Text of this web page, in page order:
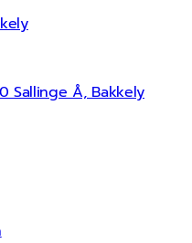
Sallinge Å, Bakkely